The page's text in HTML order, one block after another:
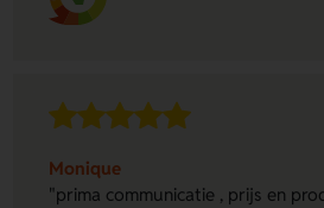
Monique
"prima communicatie , prijs en